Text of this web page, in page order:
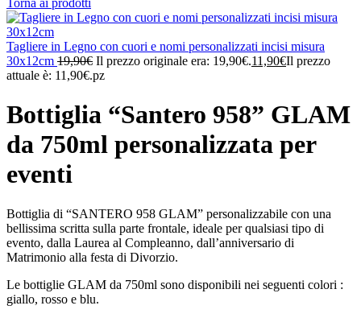
Torna ai prodotti
Tagliere in Legno con cuori e nomi personalizzati incisi misura
30x12cm 19,90€ Il prezzo originale era: 19,90€.11,90€Il prezzo
attuale è: 11,90€.pz
Bottiglia “Santero 958” GLAM
da 750ml personalizzata per
eventi
Bottiglia di “SANTERO 958 GLAM” personalizzabile con una
bellissima scritta sulla parte frontale, ideale per qualsiasi tipo di
evento, dalla Laurea al Compleanno, dall’anniversario di
Matrimonio alla festa di Divorzio.
Le bottiglie GLAM da 750ml sono disponibili nei seguenti colori :
giallo, rosso e blu.